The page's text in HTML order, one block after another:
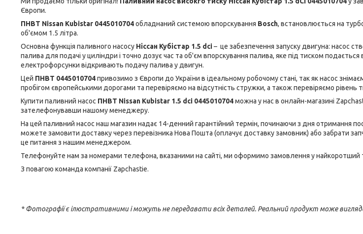
Європи.
ПНВТ Nissan Kubistar 0445010704обладнаний системою впорскування Bosch, встановлюється на
об'ємом 1.5 літра.
Основна функція паливного насосу Ніссан Кубістар 1.5 dci– це забезпечення запуску двигуна: насос
палива для подачі у циліндри і точно дозує час та об'єм впорскування палива, яке під тиском подається
електрофорсунки відкривають подачу палива у двигун.
Цей ПНВТ 0445010704привозимо з Європи до України в ідеальному робочому стані, так як насос
пробігом європейськими дорогами та перевіряємо на відсутність стружки, а також перевіряємо рівень
Купити паливний насос ПНВТ Nissan Kubistar 1.5 dci 0445010704можна у нас в онлайн-магазині
зателефонувавши нашому менеджеру.
На цей паливний насос наш магазин надає 14-денний гарантійний термін, починаючи з дня отримання
можете замовити доставку через перевізника Нова Пошта (оплачує доставку замовник) або забрати
це питання з нашим менеджером.
Телефонуйте нам за номерами телефона, вказаними на сайті, ми оформимо замовлення у найкоротший
З повагою команда компанії Zapchastie.
* Фотографії є ілюстративними і можуть не передавати всіх деталей. Реальний продукт може